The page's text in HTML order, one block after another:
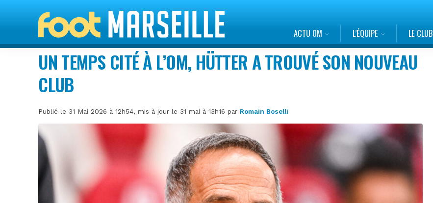
ACTU OM L’ÉQUIPE LE CLUB
UN TEMPS CITÉ À L’OM, HÜTTER A TROUVÉ SON NOUVEAU
CLUB
Publié le 31 Mai 2026 à 12h54, mis à jour le 31 mai à 13h16 par Romain Boselli